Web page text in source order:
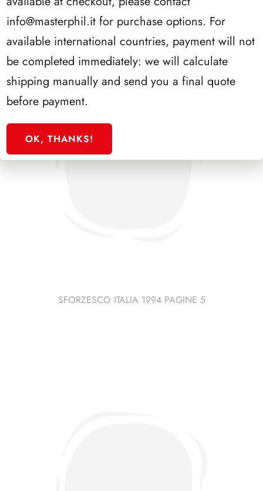
SFORZESCO ITALIA 1994 PAGINE 5
info@masterphil.it for purchase options. For
available international countries, payment will not
be completed immediately: we will calculate
shipping manually and send you a final quote
before payment.
OK, THANKS!